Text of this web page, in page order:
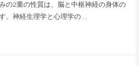
の2重の性質は、脳と中枢神経の身体の
。神経生理学と心理学の …